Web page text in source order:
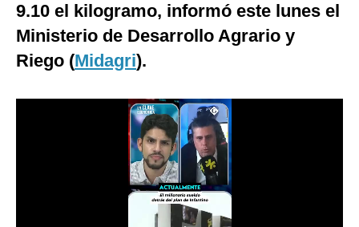
Internacional
Tecnología
Club del Suscriptor
9.10 el kilogramo, informó este lunes el
Ministerio de Desarrollo Agrario y
Riego (Midagri).